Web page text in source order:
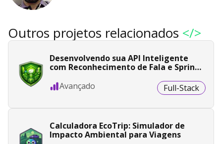
Outros projetos relacionados </>
Desenvolvendo sua API Inteligente
com Reconhecimento de Fala e Spring
Avançado
Full-Stack
Calculadora EcoTrip: Simulador de
Impacto Ambiental para Viagens